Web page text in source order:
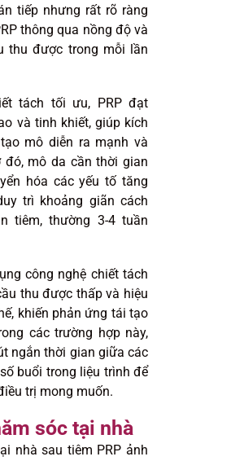
tiếp nhưng rất rõ ràng
thông qua nồng độ và
thu được trong mỗi lần
tách tối ưu, PRP đạt
và tinh khiết, giúp kích
mô diễn ra mạnh và
đó, mô da cần thời gian
hóa các yếu tố tăng
trì khoảng giãn cách
tiêm, thường 3-4 tuần
công nghệ chiết tách
thu được thấp và hiệu
khiến phản ứng tái tạo
các trường hợp này,
ngắn thời gian giữa các
buổi trong liệu trình để
trị mong muốn.
sóc tại nhà
nhà sau tiêm PRP ảnh